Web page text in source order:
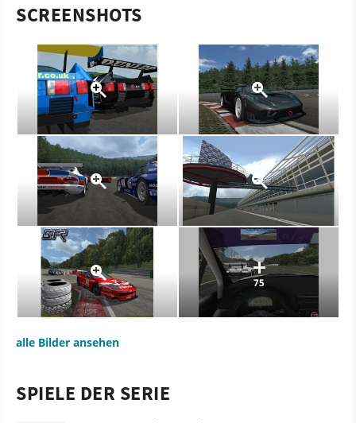
SCREENSHOTS
75
alle Bilder ansehen
SPIELE DER SERIE